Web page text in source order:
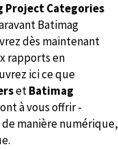
Project Categories
Batimag
dès maintenant
rapports en
ici ce que
etBatimag
à vous offrir -
manière numérique,